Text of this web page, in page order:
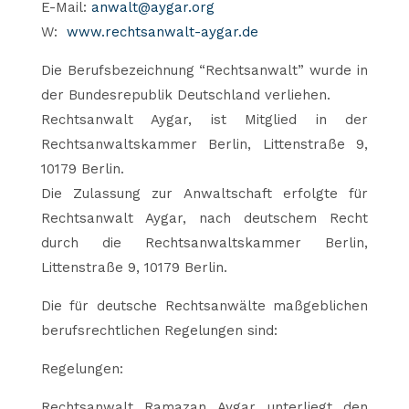
E-Mail: anwalt@aygar.org
W:
www.rechtsanwalt-aygar.de
Die Berufsbezeichnung “Rechtsanwalt” wurde in
der Bundesrepublik Deutschland verliehen.
Rechtsanwalt Aygar, ist Mitglied in der
Rechtsanwaltskammer Berlin, Littenstraße 9,
10179 Berlin.
Die Zulassung zur Anwaltschaft erfolgte für
Rechtsanwalt Aygar, nach deutschem Recht
durch die Rechtsanwaltskammer Berlin,
Littenstraße 9, 10179 Berlin.
Die für deutsche Rechtsanwälte maßgeblichen
berufsrechtlichen Regelungen sind:
Regelungen: